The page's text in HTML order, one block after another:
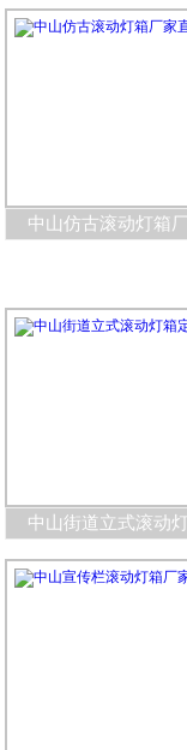
中山仿古滚动灯箱
中山街道立式滚动